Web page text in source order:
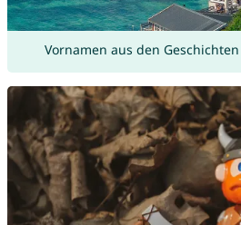
Vornamen aus den